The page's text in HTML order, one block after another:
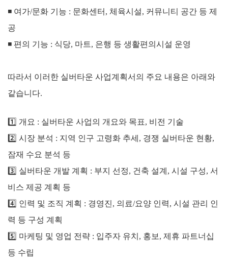
◾ 여가/문화 기능 : 문화센터, 체육시설, 커뮤니티 공간 등 제
공
◾ 편의 기능 : 식당, 마트, 은행 등 생활편의시설 운영
따라서 이러한 실버타운 사업계획서의 주요 내용은 아래와
같습니다.
1️⃣ 개요 : 실버타운 사업의 개요와 목표, 비전 기술
2️⃣ 시장 분석 : 지역 인구 고령화 추세, 경쟁 실버타운 현황,
잠재 수요 분석 등
3️⃣ 실버타운 개발 계획 : 부지 선정, 건축 설계, 시설 구성, 서
비스 제공 계획 등
4️⃣ 인력 및 조직 계획 : 경영진, 의료/요양 인력, 시설 관리 인
력 등 구성 계획
5️⃣ 마케팅 및 영업 전략 : 입주자 유치, 홍보, 제휴 파트너십
등 수립